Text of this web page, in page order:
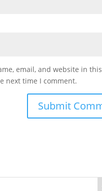
email, and website in this
next time I comment.